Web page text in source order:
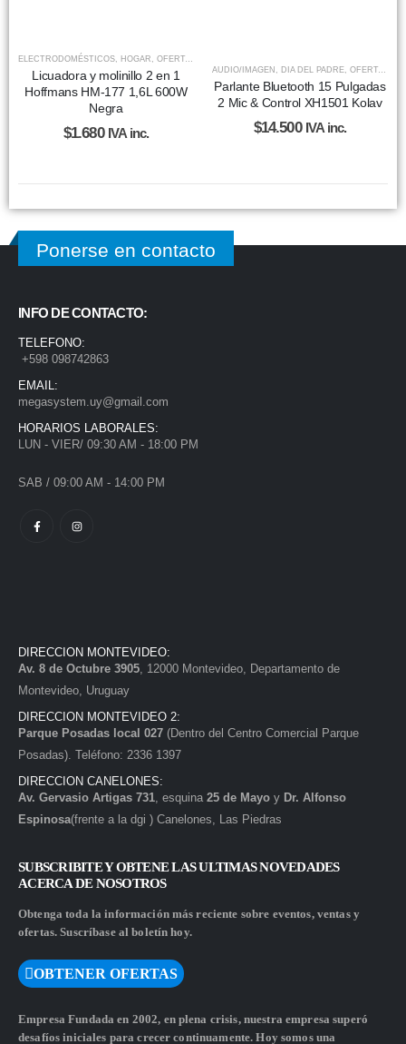
ELECTRODOMÉSTICOS HOGAR OFERTAS NAVIDEÑAS
Licuadora y molinillo 2 en 1
Hoffmans HM-177 1,6L 600W
Negra
$1.680 IVA inc.
AUDIO/IMAGEN DIA DEL PADRE OFERTAS NAVIDEÑAS
Parlante Bluetooth 15 Pulgadas
2 Mic & Control XH1501 Kolav
$14.500 IVA inc.
Ponerse en contacto
INFO DE CONTACTO:
TELEFONO:
+598 098742863
EMAIL:
megasystem.uy@gmail.com
HORARIOS LABORALES:
LUN - VIER/ 09:30 AM - 18:00 PM
SAB / 09:00 AM - 14:00 PM
DIRECCION MONTEVIDEO:
Av. 8 de Octubre 3905, 12000 Montevideo, Departamento de
Montevideo, Uruguay
DIRECCION MONTEVIDEO 2:
Parque Posadas local 027 (Dentro del Centro Comercial Parque
Posadas). Teléfono: 2336 1397
DIRECCION CANELONES:
Av. Gervasio Artigas 731, esquina 25 de Mayo y Dr. Alfonso
Espinosa(frente a la dgi ) Canelones, Las Piedras
SUBSCRIBITE Y OBTENE LAS ULTIMAS NOVEDADES
ACERCA DE NOSOTROS
Obtenga toda la información más reciente sobre eventos, ventas y
ofertas. Suscríbase al boletín hoy.
OBTENER OFERTAS
Empresa Fundada en 2002, en plena crisis, nuestra empresa superó
desafíos iniciales para crecer continuamente. Hoy somos una